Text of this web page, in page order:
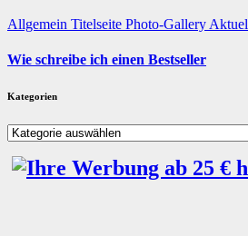
Allgemein Titelseite Photo-Gallery
Wie schreibe ich einen Bestseller
Kategorien
Kategorien